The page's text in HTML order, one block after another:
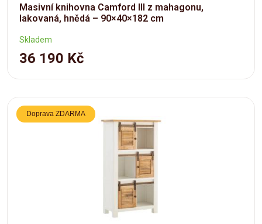
Masivní knihovna Camford III z mahagonu,
lakovaná, hnědá – 90×40×182 cm
Skladem
36 190 Kč
Doprava ZDARMA